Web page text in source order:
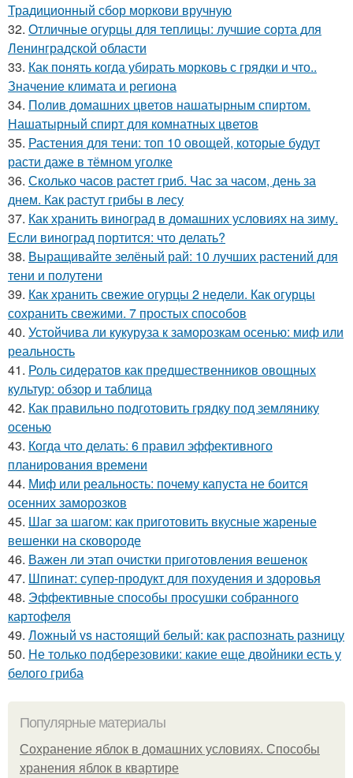
Традиционный сбор моркови вручную
32. Отличные огурцы для теплицы: лучшие сорта для
Ленинградской области
33. Как понять когда убирать морковь с грядки и что..
Значение климата и региона
34. Полив домашних цветов нашатырным спиртом.
Нашатырный спирт для комнатных цветов
35. Растения для тени: топ 10 овощей, которые будут
расти даже в тёмном уголке
36. Сколько часов растет гриб. Час за часом, день за
днем. Как растут грибы в лесу
37. Как хранить виноград в домашних условиях на зиму.
Если виноград портится: что делать?
38. Выращивайте зелёный рай: 10 лучших растений для
тени и полутени
39. Как хранить свежие огурцы 2 недели. Как огурцы
сохранить свежими. 7 простых способов
40. Устойчива ли кукуруза к заморозкам осенью: миф или
реальность
41. Роль сидератов как предшественников овощных
культур: обзор и таблица
42. Как правильно подготовить грядку под землянику
осенью
43. Когда что делать: 6 правил эффективного
планирования времени
44. Миф или реальность: почему капуста не боится
осенних заморозков
45. Шаг за шагом: как приготовить вкусные жареные
вешенки на сковороде
46. Важен ли этап очистки приготовления вешенок
47. Шпинат: супер-продукт для похудения и здоровья
48. Эффективные способы просушки собранного
картофеля
49. Ложный vs настоящий белый: как распознать разницу
50. Не только подберезовики: какие еще двойники есть у
белого гриба
Популярные материалы
Сохранение яблок в домашних условиях. Способы
хранения яблок в квартире